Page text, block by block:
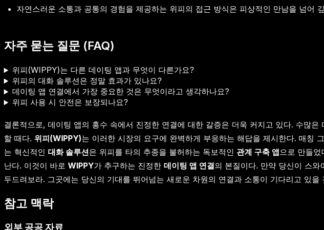
자연스러운 소통과 공통의 경험을 제공하는 위피의 접근 방식은 피상적인 만남을 넘어
자주 묻는 질문 (FAQ)
위피(WIPPY)는 다른 데이팅 앱과 무엇이 다른가요?
위피의 대화 솔루션은 정말 효과가 있나요?
데이팅 앱 연결에서 가장 중요한 것은 무엇이라고 생각하나요?
위피 사용 시 안전은 보장되나요?
결론적으로, 데이팅 앱의 홍수 속에서 진정한 연결에 대한 갈증은 더욱 커지고 있다. 수많
할 때다. 위피(WIPPY)는 이러한 시장의 요구에 완벽하게 부응하는 해답을 제시한다. 매칭
는 혁신적인 대화 솔루션은 위피를 타의 추종을 불허하는 독보적인 관계 구축 앱으로 만들
난다. 이것이 바로 WIPPY가 추구하는 진정한 데이팅 앱 연결의 본질이다. 만약 당신이 스
두드려보라. 그곳에는 당신의 기대를 뛰어넘는 새로운 차원의 연결과 소통이 기다리고 있을
참고 맥락
외부 공공 자료